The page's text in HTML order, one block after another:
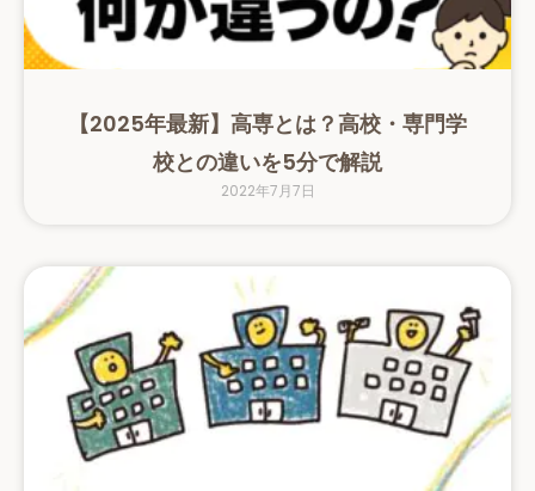
【2025年最新】高専とは？高校・専門学
校との違いを5分で解説
2022年7月7日